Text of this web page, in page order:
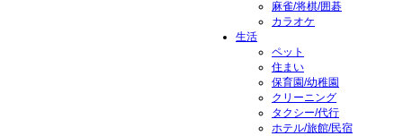
麻雀/将棋/囲碁
カラオケ
生活
ペット
住まい
保育園/幼稚園
クリーニング
タクシー/代行
ホテル/旅館/民宿